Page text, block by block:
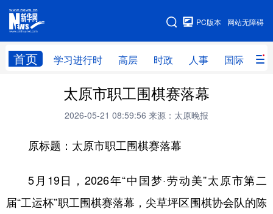
网站无障碍
PC版本
首页 学习进行时 高层 时政 人事 国际 财
网站地图
高层 时政
财经 网评
台湾 思客智库 全球连线
文化 书画 健康 军事
太原市职工围棋赛落幕
2026-05-21 08:59:56 来源：太原晚报
原标题：太原市职工围棋赛落幕
5月19日，2026年“中国梦·劳动美”太原市第二
届“工运杯”职工围棋赛落幕，尖草坪区围棋协会队的陈